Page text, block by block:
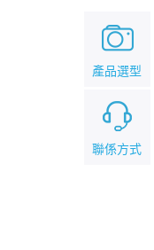
聯係方式
產品選型